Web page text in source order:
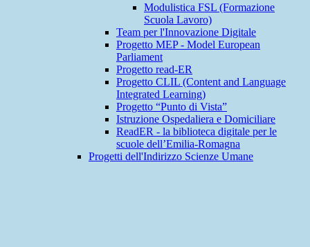
Modulistica FSL (Formazione
Scuola Lavoro)
Team per l'Innovazione Digitale
Progetto MEP - Model European
Parliament
Progetto read-ER
Progetto CLIL (Content and Language
Integrated Learning)
Progetto “Punto di Vista”
Istruzione Ospedaliera e Domiciliare
ReadER - la biblioteca digitale per le
scuole dell’Emilia-Romagna
Progetti dell'Indirizzo Scienze Umane